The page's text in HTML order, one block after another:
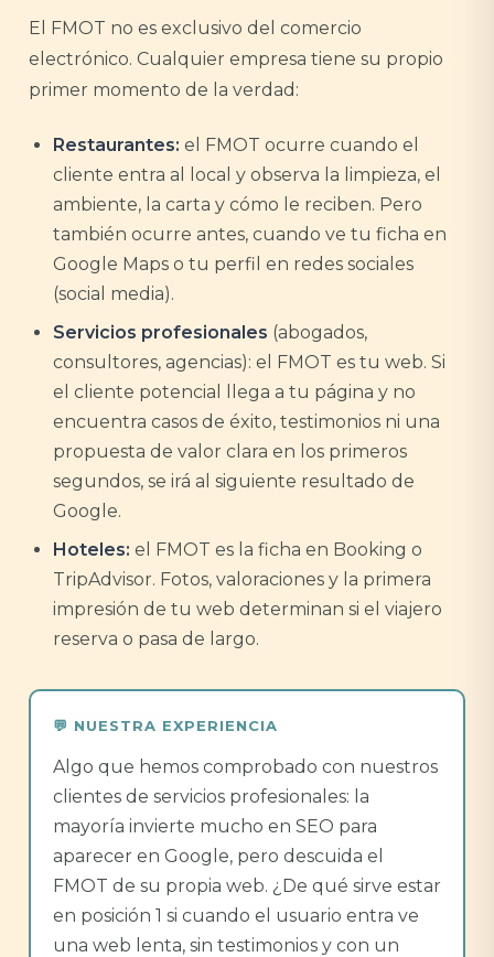
El FMOT no es exclusivo del comercio
electrónico. Cualquier empresa tiene su propio
primer momento de la verdad:
Restaurantes: el FMOT ocurre cuando el
cliente entra al local y observa la limpieza, el
ambiente, la carta y cómo le reciben. Pero
también ocurre antes, cuando ve tu ficha en
Google Maps o tu perfil en redes sociales
(social media).
Servicios profesionales (abogados,
consultores, agencias): el FMOT es tu web. Si
el cliente potencial llega a tu página y no
encuentra casos de éxito, testimonios ni una
propuesta de valor clara en los primeros
segundos, se irá al siguiente resultado de
Google.
Hoteles: el FMOT es la ficha en Booking o
TripAdvisor. Fotos, valoraciones y la primera
impresión de tu web determinan si el viajero
reserva o pasa de largo.
Algo que hemos comprobado con nuestros
clientes de servicios profesionales: la
mayoría invierte mucho en SEO para
aparecer en Google, pero descuida el
FMOT de su propia web. ¿De qué sirve estar
en posición 1 si cuando el usuario entra ve
una web lenta, sin testimonios y con un